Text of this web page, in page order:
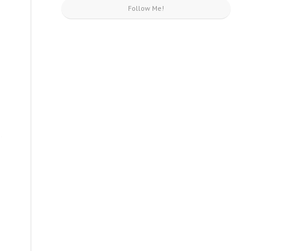
Follow Me!